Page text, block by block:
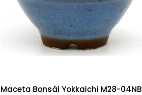
Maceta Bonsái Yokkaichi M28-04NB